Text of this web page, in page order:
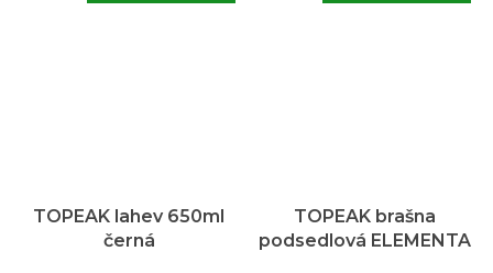
TOPEAK lahev 650ml
černá
TOPEAK brašna
podsedlová ELEMENTA